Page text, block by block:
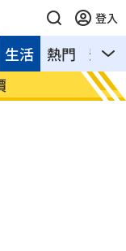
登入
熱門 影音
生活
泰校